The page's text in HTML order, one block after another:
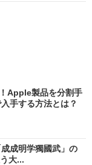
Apple製品を分割手
手する方法とは？
成明学獨國武」の
大...